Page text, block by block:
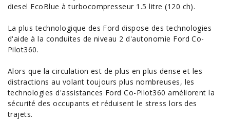
diesel EcoBlue à turbocompresseur 1.5 litre (120 ch).
La plus technologique des Ford dispose des technologies
d'aide à la conduites de niveau 2 d'autonomie Ford Co-
Pilot360.
Alors que la circulation est de plus en plus dense et les
distractions au volant toujours plus nombreuses, les
technologies d'assistances Ford Co-Pilot360 améliorent la
sécurité des occupants et réduisent le stress lors des
trajets.